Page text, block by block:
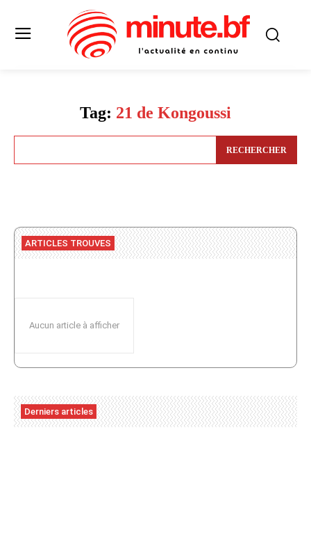
Tag: 21 de Kongoussi
RECHERCHER
ARTICLES TROUVES
Aucun article à afficher
Derniers articles